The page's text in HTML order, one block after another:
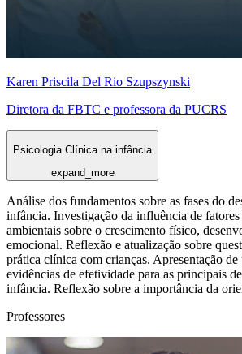
Karen Priscila Del Rio Szupszynski
Diretora da FBTC e professora da PUCRS
Psicologia Clínica na infância
expand_more
Análise dos fundamentos sobre as fases do
infância. Investigação da influência de
ambientais sobre o crescimento físico,
emocional. Reflexão e atualização sobre
prática clínica com crianças. Apresentação
evidências de efetividade para as principais
infância. Reflexão sobre a importância da
Professores